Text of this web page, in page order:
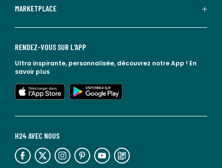
MARKETPLACE
H24 AVEC NOUS
lien vers l'espace réseaux sociaux lien vers l'espace réseaux sociaux lien vers l'espace réseaux sociaux lien vers l'espace réseaux sociaux lien vers l'espace réseaux sociaux lien vers le blog la redoute
RENDEZ-VOUS SUR L'APP
Ultra inspirante, personnalisée, découvrez notre App ! En
savoir plus
lien vers l'app store
lien vers google play